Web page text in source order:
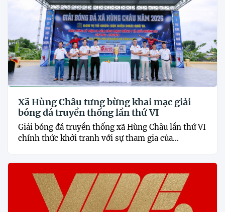
Xã Hùng Châu tưng bừng khai mạc giải
bóng đá truyền thống lần thứ VI
Giải bóng đá truyền thống xã Hùng Châu lần thứ VI
chính thức khởi tranh với sự tham gia của...